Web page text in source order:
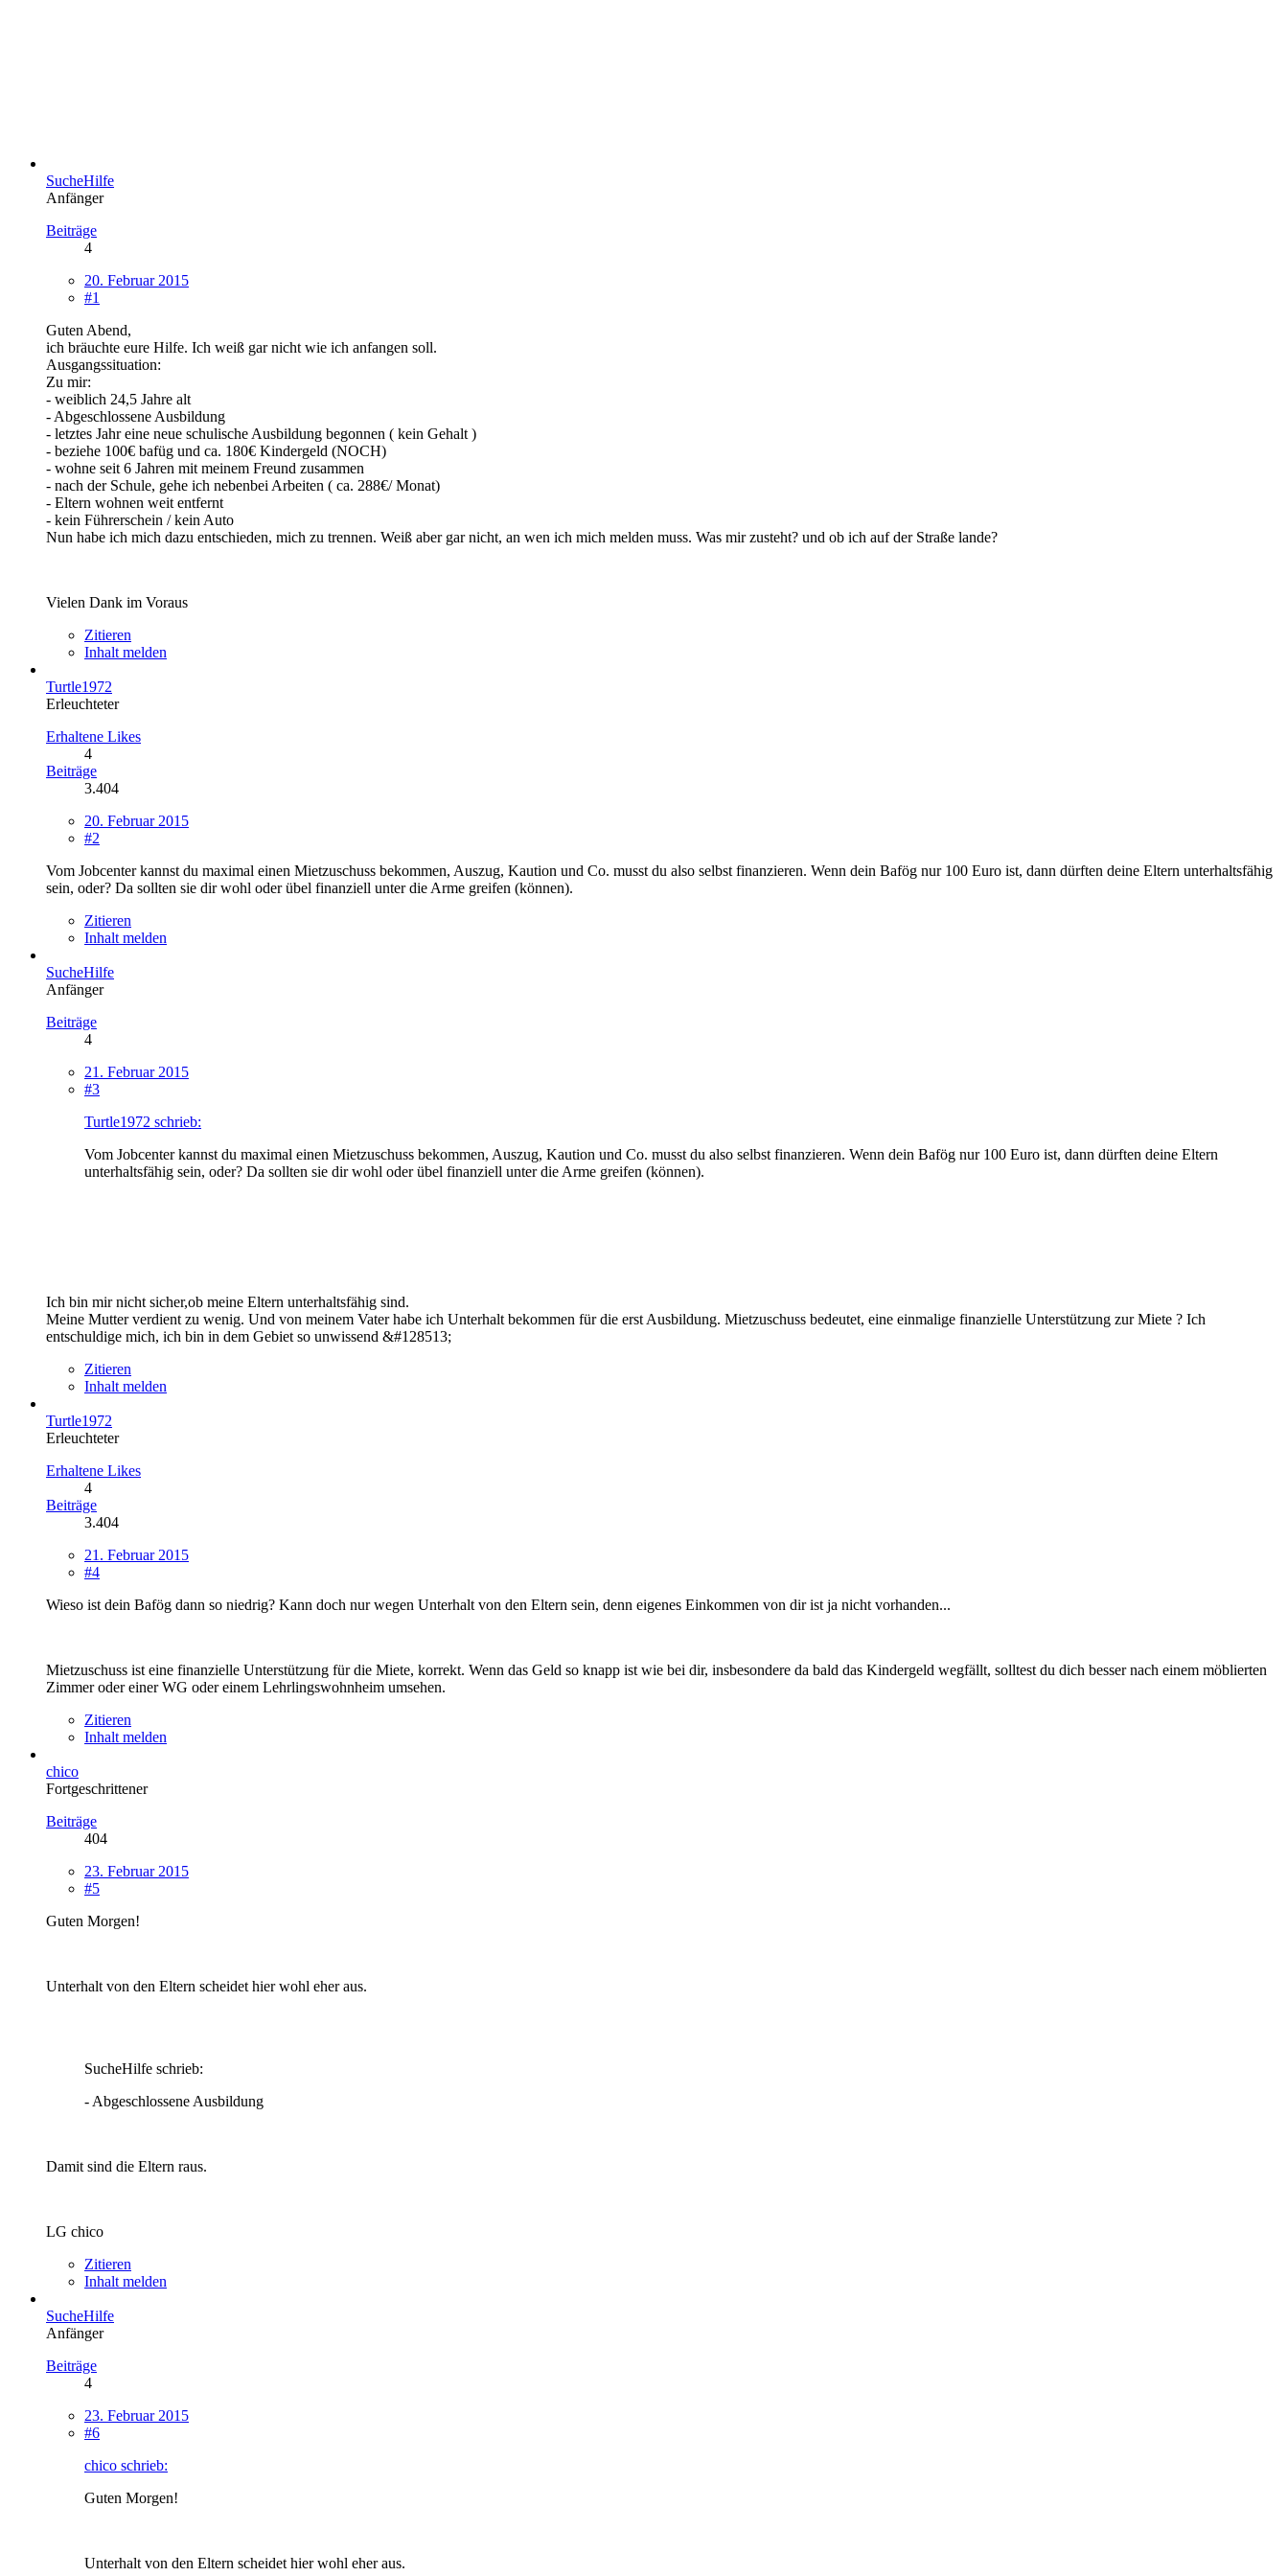
SucheHilfe
Anfänger
Beiträge
4
20. Februar 2015
#1
Guten Abend,
ich bräuchte eure Hilfe. Ich weiß gar nicht wie ich anfangen soll.
Ausgangssituation:
Zu mir:
- weiblich 24,5 Jahre alt
- Abgeschlossene Ausbildung
- letztes Jahr eine neue schulische Ausbildung begonnen ( kein Gehalt )
- beziehe 100€ bafüg und ca. 180€ Kindergeld (NOCH)
- wohne seit 6 Jahren mit meinem Freund zusammen
- nach der Schule, gehe ich nebenbei Arbeiten ( ca. 288€/ Monat)
- Eltern wohnen weit entfernt
- kein Führerschein / kein Auto
Nun habe ich mich dazu entschieden, mich zu trennen. Weiß aber gar nicht, an wen ich mich melden muss. Was mir zusteht? und ob ich auf der Straße lande?
Vielen Dank im Voraus
Zitieren
Inhalt melden
Turtle1972
Erleuchteter
Erhaltene Likes
4
Beiträge
3.404
20. Februar 2015
#2
Vom Jobcenter kannst du maximal einen Mietzuschuss bekommen, Auszug, Kaution und Co. musst du also selbst finanzieren. Wenn dein Bafög nur 100 Euro ist, dann dürften deine Eltern unterhaltsfähig
sein, oder? Da sollten sie dir wohl oder übel finanziell unter die Arme greifen (können).
Zitieren
Inhalt melden
SucheHilfe
Anfänger
Beiträge
4
21. Februar 2015
#3
Turtle1972 schrieb:
Vom Jobcenter kannst du maximal einen Mietzuschuss bekommen, Auszug, Kaution und Co. musst du also selbst finanzieren. Wenn dein Bafög nur 100 Euro ist, dann dürften deine Eltern
unterhaltsfähig sein, oder? Da sollten sie dir wohl oder übel finanziell unter die Arme greifen (können).
Ich bin mir nicht sicher,ob meine Eltern unterhaltsfähig sind.
Meine Mutter verdient zu wenig. Und von meinem Vater habe ich Unterhalt bekommen für die erst Ausbildung. Mietzuschuss bedeutet, eine einmalige finanzielle Unterstützung zur Miete ? Ich
entschuldige mich, ich bin in dem Gebiet so unwissend &#128513;
Zitieren
Inhalt melden
Turtle1972
Erleuchteter
Erhaltene Likes
4
Beiträge
3.404
21. Februar 2015
#4
Wieso ist dein Bafög dann so niedrig? Kann doch nur wegen Unterhalt von den Eltern sein, denn eigenes Einkommen von dir ist ja nicht vorhanden...
Mietzuschuss ist eine finanzielle Unterstützung für die Miete, korrekt. Wenn das Geld so knapp ist wie bei dir, insbesondere da bald das Kindergeld wegfällt, solltest du dich besser nach einem möblierten
Zimmer oder einer WG oder einem Lehrlingswohnheim umsehen.
Zitieren
Inhalt melden
chico
Fortgeschrittener
Beiträge
404
23. Februar 2015
#5
Guten Morgen!
Unterhalt von den Eltern scheidet hier wohl eher aus.
SucheHilfe schrieb:
- Abgeschlossene Ausbildung
Damit sind die Eltern raus.
LG chico
Zitieren
Inhalt melden
SucheHilfe
Anfänger
Beiträge
4
23. Februar 2015
#6
chico schrieb:
Guten Morgen!
Unterhalt von den Eltern scheidet hier wohl eher aus.